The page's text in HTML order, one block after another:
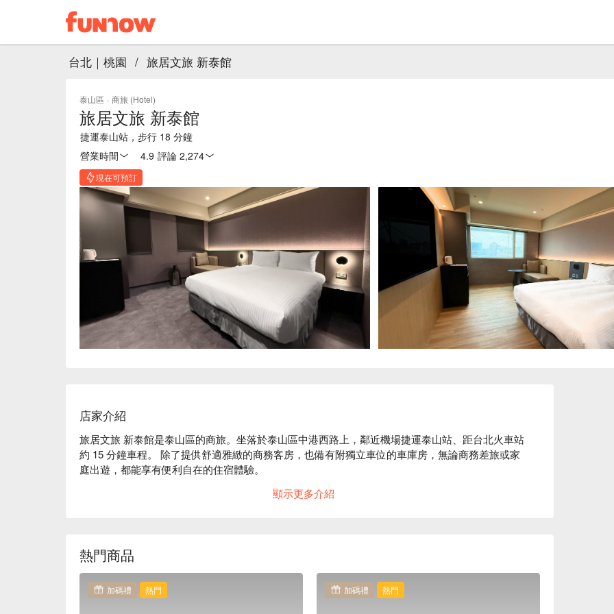
台北｜桃園 / 旅居文旅 新泰館
泰山區 · 商旅 (Hotel)
旅居文旅 新泰館
捷運泰山站，步行 18 分鐘
營業時間
4.9 評論 2,274
現在可預訂
店家介紹
旅居文旅 新泰館是泰山區的商旅。坐落於泰山區中港西路上，鄰近機場捷運泰山站、距台北火車站
約 15 分鐘車程。 除了提供舒適雅緻的商務客房，也備有附獨立車位的車庫房，無論商務差旅或家
庭出遊，都能享有便利自在的住宿體驗。
旅居文旅 新泰館推薦：以現代設計打造沉穩舒適的休憩空間，誠摯歡迎喜愛質感旅宿的您前來體
顯示更多介紹
熱門商品
加碼禮 熱門 加碼禮 熱門